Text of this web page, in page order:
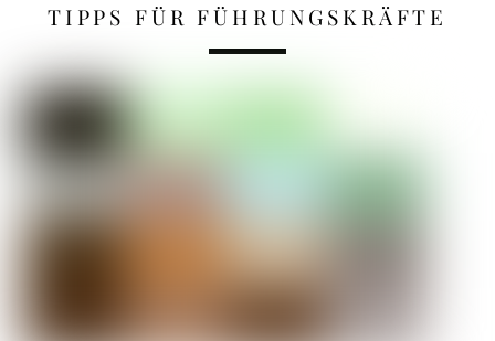
TIPPS FÜR FÜHRUNGSKRÄFTE